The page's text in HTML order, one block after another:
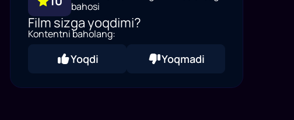
bahosi
Film sizga yoqdimi?
Kontentni baholang:
Yoqdi Yoqmadi